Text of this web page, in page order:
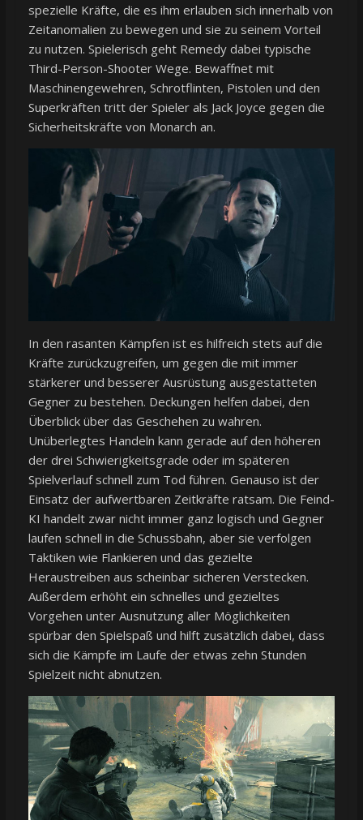
spezielle Kräfte, die es ihm erlauben sich innerhalb von
Zeitanomalien zu bewegen und sie zu seinem Vorteil
zu nutzen. Spielerisch geht Remedy dabei typische
Third-Person-Shooter Wege. Bewaffnet mit
Maschinengewehren, Schrotflinten, Pistolen und den
Superkräften tritt der Spieler als Jack Joyce gegen die
Sicherheitskräfte von Monarch an.
In den rasanten Kämpfen ist es hilfreich stets auf die
Kräfte zurückzugreifen, um gegen die mit immer
stärkerer und besserer Ausrüstung ausgestatteten
Gegner zu bestehen. Deckungen helfen dabei, den
Überblick über das Geschehen zu wahren.
Unüberlegtes Handeln kann gerade auf den höheren
der drei Schwierigkeitsgrade oder im späteren
Spielverlauf schnell zum Tod führen. Genauso ist der
Einsatz der aufwertbaren Zeitkräfte ratsam. Die Feind-
KI handelt zwar nicht immer ganz logisch und Gegner
laufen schnell in die Schussbahn, aber sie verfolgen
Taktiken wie Flankieren und das gezielte
Heraustreiben aus scheinbar sicheren Verstecken.
Außerdem erhöht ein schnelles und gezieltes
Vorgehen unter Ausnutzung aller Möglichkeiten
spürbar den Spielspaß und hilft zusätzlich dabei, dass
sich die Kämpfe im Laufe der etwas zehn Stunden
Spielzeit nicht abnutzen.